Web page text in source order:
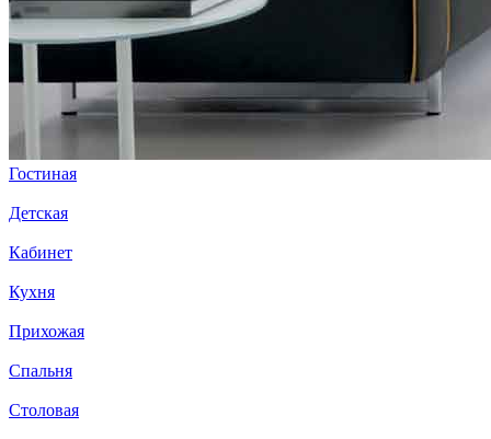
Гостиная
Детская
Кабинет
Кухня
Прихожая
Спальня
Столовая